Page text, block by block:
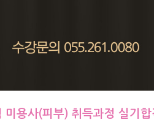
미용사(피부) 취득과정 실기